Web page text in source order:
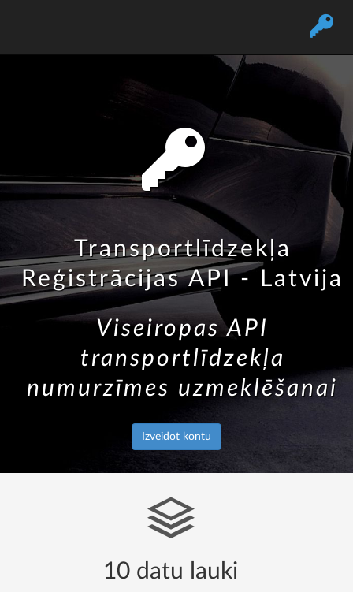
Transportlīdzekļa
Reģistrācijas API - Latvija
Viseiropas API
transportlīdzekļa
numurzīmes uzmeklēšanai
Izveidot kontu
10 datu lauki